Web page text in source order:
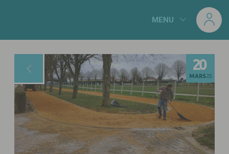
MENU
20
MARS25